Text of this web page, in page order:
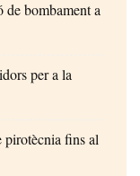
de bombament a
per a la
pirotècnia fins al